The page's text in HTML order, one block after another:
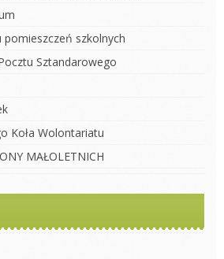
pomieszczeń szkolnych
Sztandarowego
Koła Wolontariatu
MAŁOLETNICH